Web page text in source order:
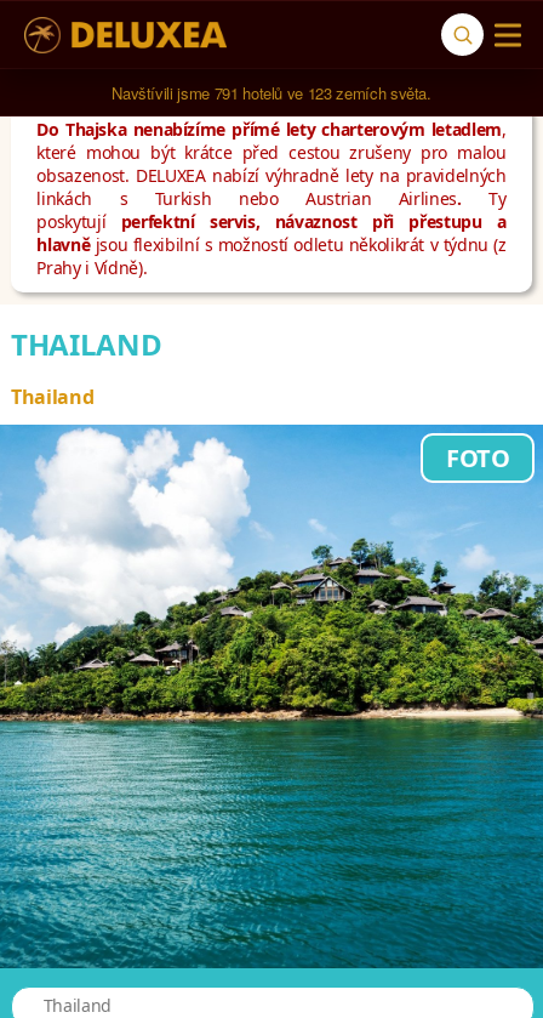
Navštívili jsme 791 hotelů ve 123 zemích světa.
Do Thajska nenabízíme přímé lety charterovým letadlem,
které mohou být krátce před cestou zrušeny pro malou
obsazenost. DELUXEA nabízí výhradně lety na pravidelných
linkách s Turkish nebo Austrian Airlines. Ty
poskytují perfektní servis, návaznost při přestupu a
hlavnějsou flexibilní s možností odletu několikrát v týdnu (z
Prahy i Vídně).
THAILAND
Thailand
FOTO
Thailand